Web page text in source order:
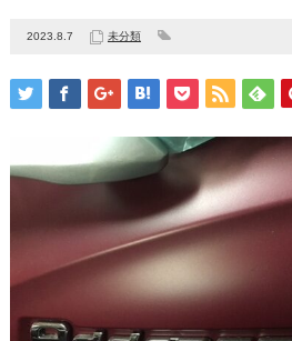
2023.8.7 未分類